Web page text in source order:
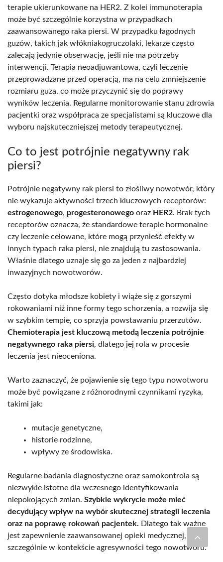
terapie ukierunkowane na HER2. Z kolei immunoterapia
może być szczególnie korzystna w przypadkach
zaawansowanego raka piersi. W przypadku łagodnych
guzów, takich jak włókniakogruczolaki, lekarze często
zalecają jedynie obserwację, jeśli nie ma potrzeby
interwencji. Terapia neoadjuwantowa, czyli leczenie
przeprowadzane przed operacją, ma na celu zmniejszenie
rozmiaru guza, co może przyczynić się do poprawy
wyników leczenia. Regularne monitorowanie stanu zdrowia
pacjentki oraz współpraca ze specjalistami są kluczowe dla
wyboru najskuteczniejszej metody terapeutycznej.
Co to jest potrójnie negatywny rak
piersi?
Potrójnie negatywny rak piersi to złośliwy nowotwór, który
nie wykazuje aktywności trzech kluczowych receptorów:
estrogenowego, progesteronowego oraz HER2. Brak tych
receptorów oznacza, że standardowe terapie hormonalne
czy leczenie celowane, które mogą przynieść efekty w
innych typach raka piersi, nie znajdują tu zastosowania.
Właśnie dlatego uznaje się go za jeden z najbardziej
inwazyjnych nowotworów.
Często dotyka młodsze kobiety i wiąże się z gorszymi
rokowaniami niż inne formy tego schorzenia, a rozwija się
w szybkim tempie, co sprzyja powstawaniu przerzutów.
Chemioterapia jest kluczową metodą leczenia potrójnie
negatywnego raka piersi, dlatego jej rola w procesie
leczenia jest nieoceniona.
Warto zaznaczyć, że pojawienie się tego typu nowotworu
może być powiązane z różnorodnymi czynnikami ryzyka,
takimi jak:
mutacje genetyczne,
historie rodzinne,
wpływy ze środowiska.
Regularne badania diagnostyczne oraz samokontrola są
niezwykle istotne dla wczesnego identyfikowania
niepokojących zmian. Szybkie wykrycie może mieć
decydujący wpływ na wybór skutecznej strategii leczenia
oraz na poprawę rokowań pacjentek. Dlatego tak ważne
jest zapewnienie zaawansowanej opieki medycznej,
szczególnie w kontekście agresywności tego nowotworu.